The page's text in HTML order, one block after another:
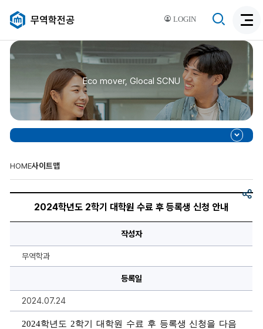
LOGIN
무역학전공
색
활
성
색
Eco mover, Glocal SCNU
HOME사이트맵
공
도
기
록
2024학년도 2학기 대학원 수료 후 등록생 신청 안내
작성자
무역학과
등록일
2024.07.24
2024학년도 2학기 대학원 수료 후 등록생 신청을 다음